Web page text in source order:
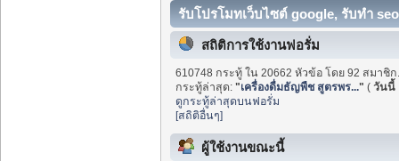
รับโปรโมทเว็บไซต์ google, รับทำ
สถิติการใช้งานฟอรั่ม
610748 กระทู้ ใน 20662 หัวข้อ โดย 92 สมาชิ
กระทู้ล่าสุด:"เครื่องดื่มธัญพืช สูตรพร..." (วันนี้
ดูกระทู้ล่าสุดบนฟอรั่ม
[สถิติอื่นๆ]
ผู้ใช้งานขณะนี้